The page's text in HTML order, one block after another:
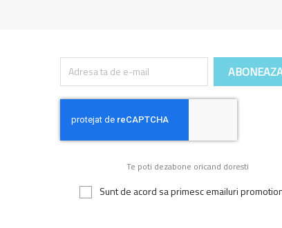
Te poti dezabone oricand doresti
Sunt de acord sa primesc emailuri